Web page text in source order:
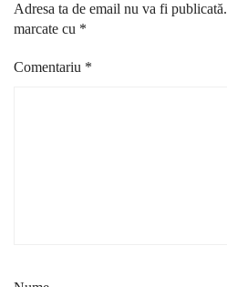
Adresa ta de email nu va fi publicată.
marcate cu *
Comentariu *